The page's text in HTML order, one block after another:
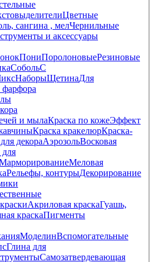
Цветные
сангина , мелЧернильные
и аксессуары
ПониПоролоновыеРезиновые
СобольС
НаборыЩетинаДля
фарфора
и мылаКраска по кожеЭффект
Краска кракелюрКраска-
декораАэрозольВосковая
для
Меловая
Рельефы, контурыДекорирование
Акриловая краскаГуашь,
краскаПигменты
МоделинВспомогательные
Глина для
Самозатвердевающая